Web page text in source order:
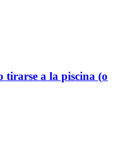
tirarse a la piscina (o